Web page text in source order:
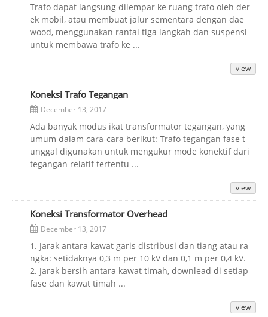
Trafo dapat langsung dilempar ke ruang trafo oleh der
ek mobil, atau membuat jalur sementara dengan dae
wood, menggunakan rantai tiga langkah dan suspensi
untuk membawa trafo ke ...
view
Koneksi Trafo Tegangan
December 13, 2017
Ada banyak modus ikat transformator tegangan, yang
umum dalam cara-cara berikut: Trafo tegangan fase t
unggal digunakan untuk mengukur mode konektif dari
tegangan relatif tertentu ...
view
Koneksi Transformator Overhead
December 13, 2017
1. Jarak antara kawat garis distribusi dan tiang atau ra
ngka: setidaknya 0,3 m per 10 kV dan 0,1 m per 0,4 kV.
2. Jarak bersih antara kawat timah, downlead di setiap
fase dan kawat timah ...
view